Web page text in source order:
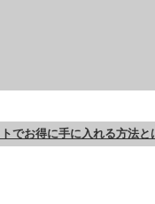
でお得に手に入れる方法と